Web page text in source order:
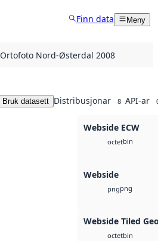
Finn data Meny
Ortofoto Nord-Østerdal 2008
Bruk datasett Distribusjonar 8 API-ar
Webside ECW
octetbin
Webside
pngpng
Webside Tiled
octetbin